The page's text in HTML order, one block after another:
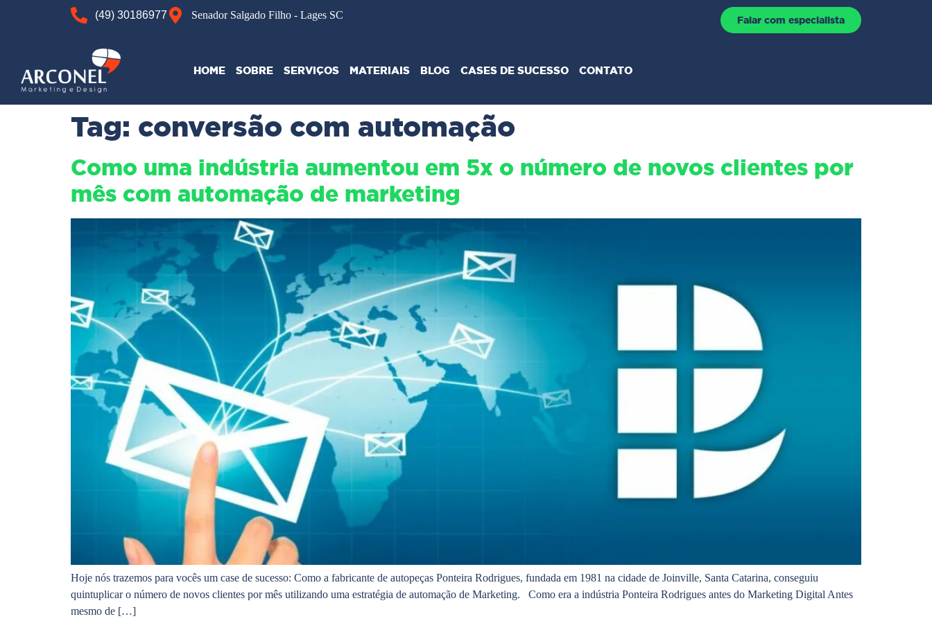
(49) 30186977 Senador Salgado Filho - Lages SC Falar com especialista
HOME SOBRE SERVIÇOS MATERIAIS BLOG CASES DE SUCESSO CONTATO
Tag: conversão com automação
Como uma indústria aumentou em 5x o número de novos clientes por
mês com automação de marketing
Hoje nós trazemos para vocês um case de sucesso: Como a fabricante de autopeças Ponteira Rodrigues, fundada em 1981 na cidade de Joinville, Santa Catarina, conseguiu
quintuplicar o número de novos clientes por mês utilizando uma estratégia de automação de Marketing. Como era a indústria Ponteira Rodrigues antes do Marketing Digital Antes
mesmo de […]